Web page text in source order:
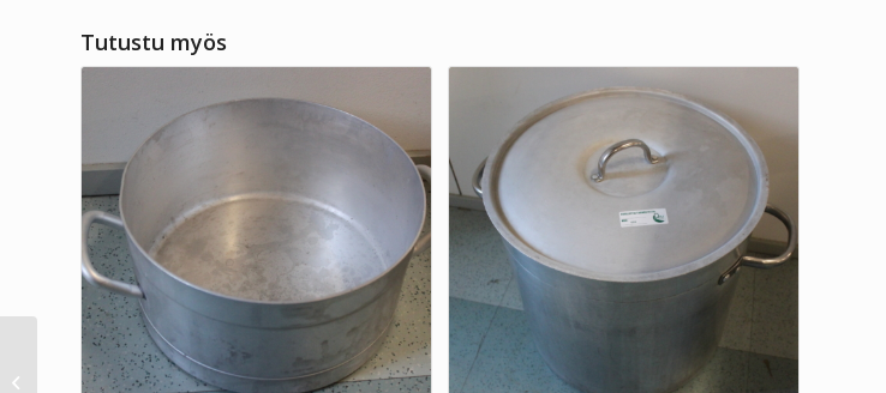
Tutustu myös
Kattila ALU 8,5L